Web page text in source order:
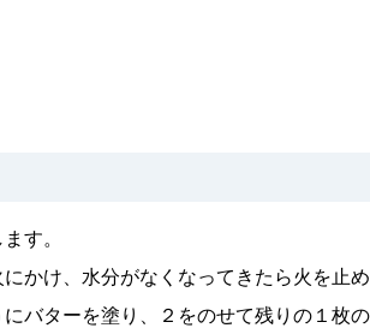
す。
かけ、水分がなくなってきたら火を止め
バターを塗り、２をのせて残りの１枚